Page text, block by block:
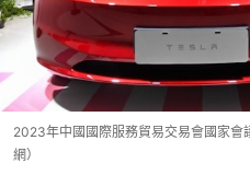
2023年中國國際服務貿易交易會國家
網）